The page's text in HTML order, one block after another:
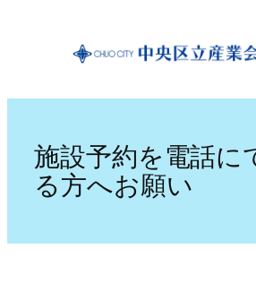
キ
施設予約を電話に
る方へお願い